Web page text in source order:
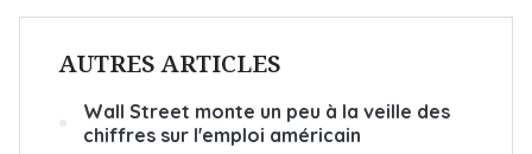
AUTRES ARTICLES
Wall Street monte un peu à la veille des
chiffres sur l'emploi américain